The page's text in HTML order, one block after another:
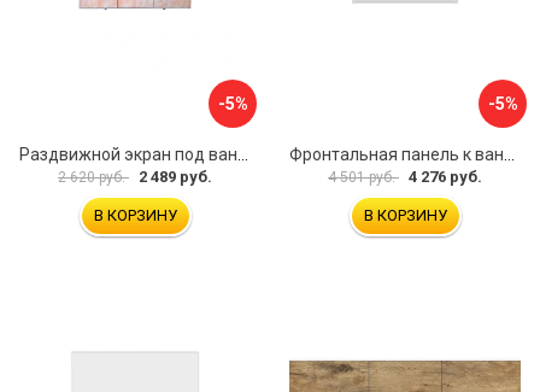
-5%
2 620 руб. 2 489 руб.
В КОРЗИНУ
-5%
4 501 руб. 4 276 руб.
В КОРЗИНУ